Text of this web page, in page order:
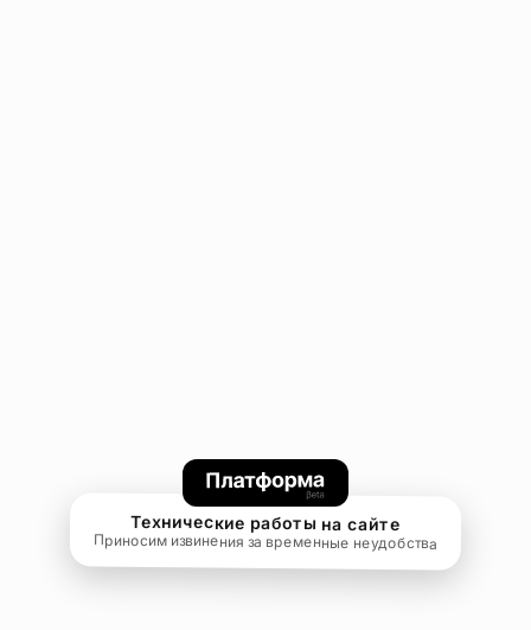
Технические работы на сайте
Приносим извинения за временные неудобства